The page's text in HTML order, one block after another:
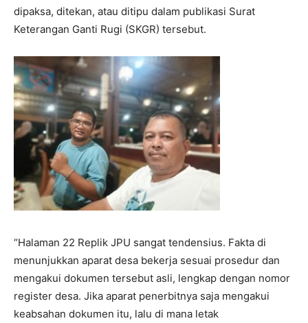
dipaksa, ditekan, atau ditipu dalam publikasi Surat
Keterangan Ganti Rugi (SKGR) tersebut.
“Halaman 22 Replik JPU sangat tendensius. Fakta di
menunjukkan aparat desa bekerja sesuai prosedur dan
mengakui dokumen tersebut asli, lengkap dengan nomor
register desa. Jika aparat penerbitnya saja mengakui
keabsahan dokumen itu, lalu di mana letak